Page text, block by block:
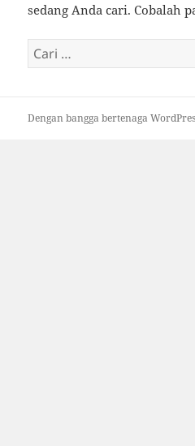
sedang Anda cari. Cobalah
Cari
untuk:
Dengan bangga bertenaga